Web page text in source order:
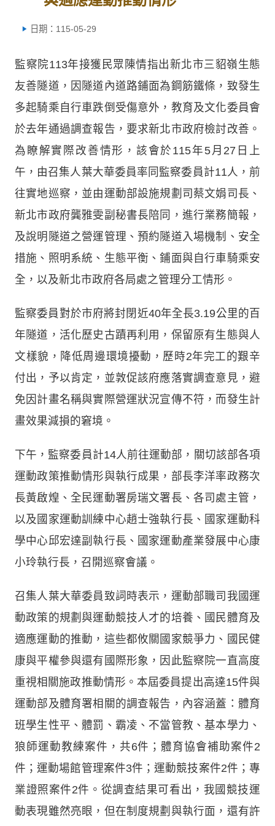
日期：115-05-29
監察院113年接獲民眾陳情指出新北市三貂嶺生態
友善隧道，因隧道內道路鋪面為鋼筋鐵條，致發生
多起騎乘自行車跌倒受傷意外，教育及文化委員會
於去年通過調查報告，要求新北市政府檢討改善。
為瞭解實際改善情形，該會於115年5月27日上
午，由召集人葉大華委員率同監察委員計11人，前
往實地巡察，並由運動部設施規劃司蔡文娟司長、
新北市政府龔雅雯副秘書長陪同，進行業務簡報，
及說明隧道之營運管理、預約隧道入場機制、安全
措施、照明系統、生態平衡、鋪面與自行車騎乘安
全，以及新北市政府各局處之管理分工情形。
監察委員對於市府將封閉近40年全長3.19公里的百
年隧道，活化歷史古蹟再利用，保留原有生態與人
文樣貌，降低周邊環境擾動，歷時2年完工的艱辛
付出，予以肯定，並敦促該府應落實調查意見，避
免因計畫名稱與實際營運狀況宣傳不符，而發生計
畫效果減損的窘境。
下午，監察委員計14人前往運動部，關切該部各項
運動政策推動情形與執行成果，部長李洋率政務次
長黃啟煌、全民運動署房瑞文署長、各司處主管，
以及國家運動訓練中心趙士強執行長、國家運動科
學中心邱宏達副執行長、國家運動產業發展中心康
小玲執行長，召開巡察會議。
召集人葉大華委員致詞時表示，運動部職司我國運
動政策的規劃與運動競技人才的培養、國民體育及
適應運動的推動，這些都攸關國家競爭力、國民健
康與平權參與還有國際形象，因此監察院一直高度
重視相關施政推動情形。本屆委員提出高達15件與
運動部及體育署相關的調查報告，內容涵蓋：體育
班學生性平、體罰、霸凌、不當管教、基本學力、
狼師運動教練案件，共6件；體育協會補助案件2
件；運動場館管理案件3件；運動競技案件2件；專
業證照案件2件。從調查結果可看出，我國競技運
動表現雖然亮眼，但在制度規劃與執行面，還有許